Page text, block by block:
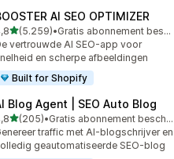
AI SEO OPTIMIZER
van 5 sterren
(5.259)
recensies in totaal
•
Gratis abonnement beschikbaar
vertrouwde AI SEO-app voor
en scherpe afbeeldingen
Built for Shopify
Blog Agent | SEO Auto Blog
van 5 sterren
(205)
recensies in totaal
•
Gratis abonnement beschikbaar
traffic met AI-blogschrijver en
geautomatiseerde SEO-blog